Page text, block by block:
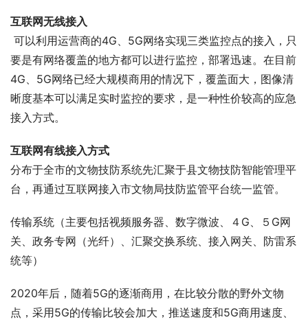
互联网无线接入
要是有网络覆盖的地方都可以进行监控，部署迅速。在目前
4G、5G网络已经大规模商用的情况下，覆盖面大，图像清
晰度基本可以满足实时监控的要求，是一种性价较高的应急
接入方式。
互联网有线接入方式
分布于全市的文物技防系统先汇聚于县文物技防智能管理平
台，再通过互联网接入市文物局技防监管平台统一监管。
传输系统（主要包括视频服务器、数字微波、４G、５G网
关、政务专网（光纤）、汇聚交换系统、接入网关、防雷系
统等）
2020年后，随着5G的逐渐商用，在比较分散的野外文物
点，采用5G的传输比较会加大，推送速度和5G商用速度、